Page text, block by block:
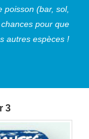
poisson (bar, sol,
pour que
autres espèces !
3